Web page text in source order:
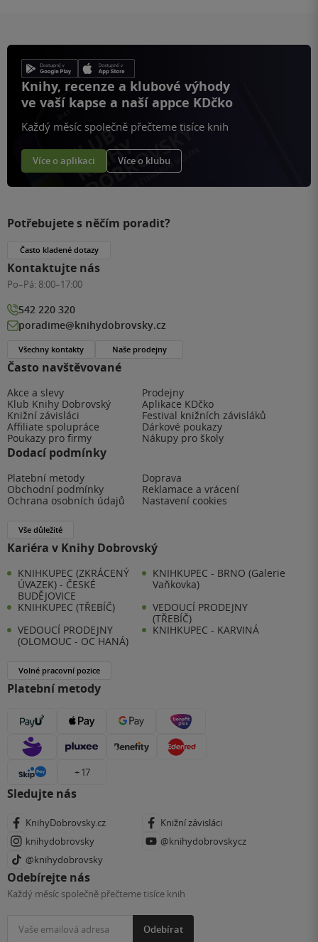
Knihy, recenze a klubové výhody
ve vaší kapse a naší appce KDčko
Každý měsíc společně přečteme tisíce knih
Více o aplikaci Více o klubu
Často navštěvované
Akce a slevy
Prodejny
Klub Knihy Dobrovský
Aplikace KDčko
Knižní závisláci
Festival knižních závisláků
Affiliate spolupráce
Dárkové poukazy
Poukazy pro firmy
Nákupy pro školy
Dodací podmínky
Platební metody
Doprava
Obchodní podmínky
Reklamace a vrácení
Ochrana osobních údajů
Nastavení cookies
Vše důležité
Kariéra v Knihy Dobrovský
KNIHKUPEC (ZKRÁCENÝ
ÚVAZEK) - ČESKÉ
BUDĚJOVICE
KNIHKUPEC - BRNO (Galerie
Vaňkovka)
KNIHKUPEC (TŘEBÍČ)
VEDOUCÍ PRODEJNY
(TŘEBÍČ)
VEDOUCÍ PRODEJNY
(OLOMOUC - OC HANÁ)
KNIHKUPEC - KARVINÁ
Volné pracovní pozice
Platební metody
+ 17
Sledujte nás
KnihyDobrovsky.cz
Knižní závisláci
knihydobrovsky
@knihydobrovskycz
@knihydobrovsky
Odebírejte nás
Každý měsíc společně přečteme tisíce knih
Odebírat
Potřebujete s něčím poradit?
Často kladené dotazy
Kontaktujte nás
Po–Pá: 8:00–17:00
542 220 320
poradime@knihydobrovsky.cz
Všechny kontakty Naše prodejny